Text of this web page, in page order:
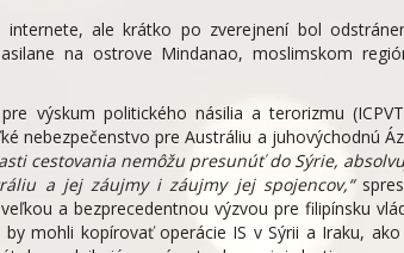
ale krátko po zverejnení bol
na ostrove Mindanao, moslimskom
výskum politického násilia a terorizmu
nebezpečenstvo pre Austráliu a juhovýchodnú
cestovania nemôžu presunúť do Sýrie,
a jej záujmy i záujmy jej spojencov,“
a bezprecedentnou výzvou pre filipínsku
by mohli kopírovať operácie IS v Sýrii a Iraku,